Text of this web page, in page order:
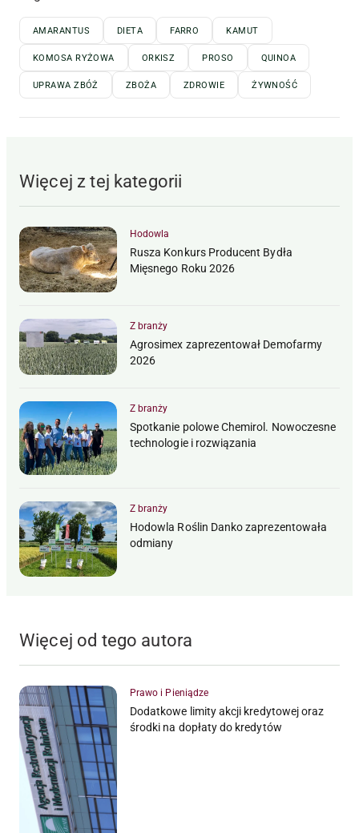
AMARANTUS DIETA FARRO KAMUT
KOMOSA RYŻOWA ORKISZ PROSO QUINOA
UPRAWA ZBÓŻ ZBOŻA ZDROWIE ŻYWNOŚĆ
Więcej z tej kategorii
Hodowla
Rusza Konkurs Producent Bydła
Mięsnego Roku 2026
Z branży
Agrosimex zaprezentował Demofarmy
2026
Z branży
Spotkanie polowe Chemirol. Nowoczesne
technologie i rozwiązania
Z branży
Hodowla Roślin Danko zaprezentowała
odmiany
Więcej od tego autora
Prawo i Pieniądze
Dodatkowe limity akcji kredytowej oraz
środki na dopłaty do kredytów